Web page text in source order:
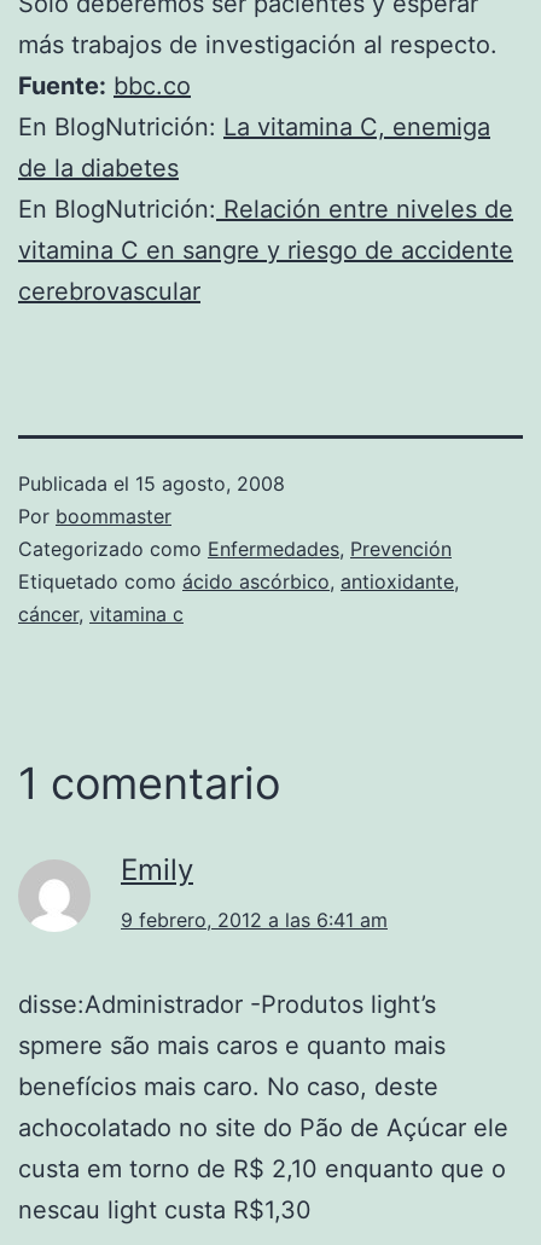
más trabajos de investigación al respecto.
Fuente: bbc.co
En BlogNutrición: La vitamina C, enemiga
de la diabetes
En BlogNutrición: Relación entre niveles de
vitamina C en sangre y riesgo de accidente
cerebrovascular
Publicada el 15 agosto, 2008
Por boommaster
Categorizado como Enfermedades, Prevención
Etiquetado como ácido ascórbico, antioxidante,
cáncer, vitamina c
1 comentario
Emily
9 febrero, 2012 a las 6:41 am
disse:Administrador -Produtos light’s
spmere são mais caros e quanto mais
benefícios mais caro. No caso, deste
achocolatado no site do Pão de Açúcar ele
custa em torno de R$ 2,10 enquanto que o
nescau light custa R$1,30